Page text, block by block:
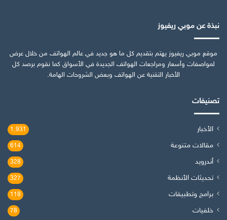
نبذة عن موبي ريفيوز
موقع موبي ريفيوز يهتم بتقديم كل ما هو جديد في عالم الهواتف من خلال عرض
لمواصفات وأسعار ومراجعات الهواتف الجديدة في الأسواق كما نقوم برصد كل
الأخبار التقنية عن الهواتف وبعض الشروحات الهامة.
تصنيفات
الأخبار 1٬931
مقالات متنوعة 614
أندرويد 328
تحديثات الأنظمة 327
برامج وتطبيقات 118
خلفيات 78